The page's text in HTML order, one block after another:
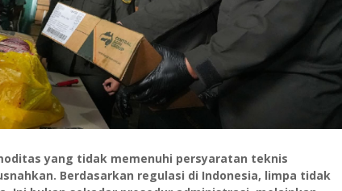
yang tidak memenuhi persyaratan teknis
Berdasarkan regulasi di Indonesia, limpa tidak